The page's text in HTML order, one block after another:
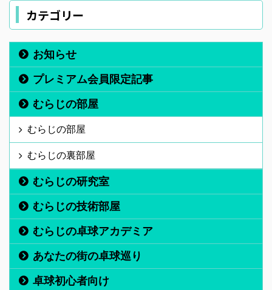
カテゴリー
お知らせ
プレミアム会員限定記事
むらじの部屋
むらじの部屋
むらじの裏部屋
むらじの研究室
むらじの技術部屋
むらじの卓球アカデミア
あなたの街の卓球巡り
卓球初心者向け